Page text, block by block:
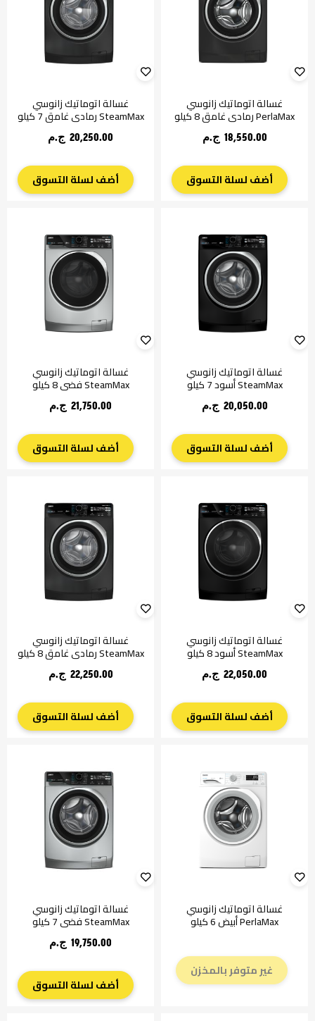
غسالة اتوماتيك زانوسي
PerlaMax رمادي غامق 8 كيلو
18,550.00 ج.م‏
أضف لسلة التسوق
غسالة اتوماتيك زانوسي
SteamMax رمادي غامق 7 كيلو
20,250.00 ج.م‏
أضف لسلة التسوق
غسالة اتوماتيك زانوسي
SteamMax أسود 7 كيلو
20,050.00 ج.م‏
أضف لسلة التسوق
غسالة اتوماتيك زانوسي
SteamMax فضي 8 كيلو
21,750.00 ج.م‏
أضف لسلة التسوق
غسالة اتوماتيك زانوسي
SteamMax أسود 8 كيلو
22,050.00 ج.م‏
أضف لسلة التسوق
غسالة اتوماتيك زانوسي
SteamMax رمادي غامق 8 كيلو
22,250.00 ج.م‏
أضف لسلة التسوق
غسالة اتوماتيك زانوسي
PerlaMax أبيض 6 كيلو
غير متوفر بالمخزن
غسالة اتوماتيك زانوسي
SteamMax فضي 7 كيلو
19,750.00 ج.م‏
أضف لسلة التسوق